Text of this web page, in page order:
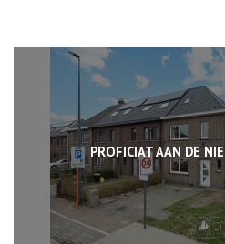
PROFICIAT AAN DE